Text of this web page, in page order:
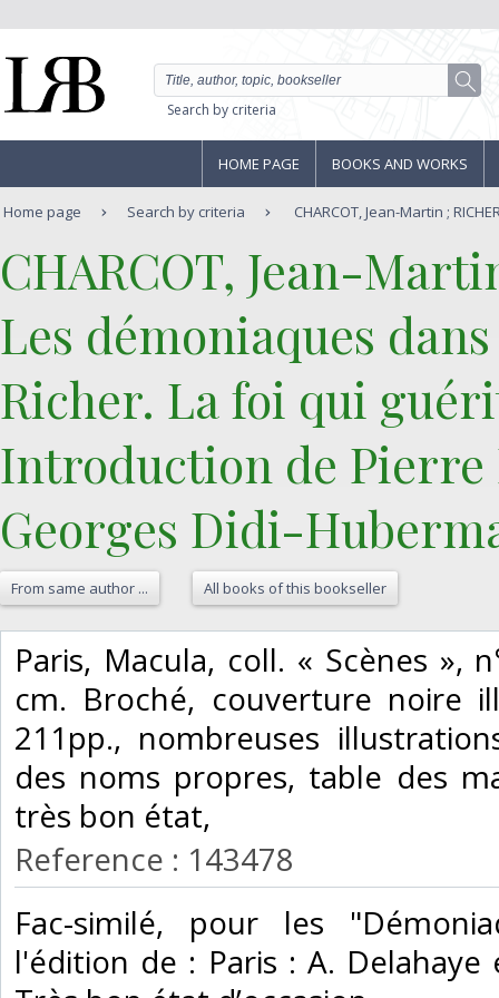
Search by criteria
HOME PAGE BOOKS AND WORKS
Home page Search by criteria CHARCOT, Jean-Martin ;
‎CHARCOT, Jean-
‎Les démoniaques
Richer. La foi qui
Introduction de Pierre
Georges Didi-
From same author ... All books of this bookseller
‎Paris, Macula, coll. « Scènes »,
cm. Broché, couverture noire
211pp., nombreuses
des noms propres, table des
très bon état, ‎
Reference : 143478
‎Fac-similé, pour les
l'édition de : Paris : A. Delahaye